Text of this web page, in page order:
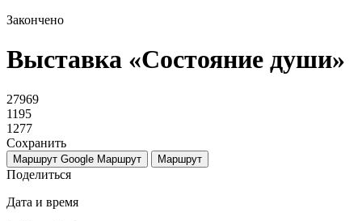
Закончено
Выставка «Состояние души»
27969
1195
1277
Сохранить
Маршрут Google Маршрут Маршрут
Поделиться
Дата и время